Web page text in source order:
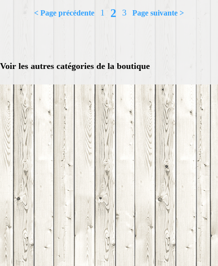
< Page précédente 1 2 3 Page suivante >
Voir les autres catégories de la boutique